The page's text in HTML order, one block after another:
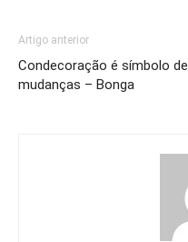
Artigo anterior
Condecoração é símbolo de
mudanças – Bonga